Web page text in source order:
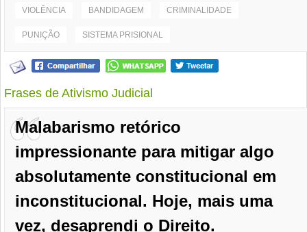
VIOLÊNCIA BANDIDAGEM CRIMINALIDADE
PUNIÇÃO SISTEMA PRISIONAL
Frases de Ativismo Judicial
Malabarismo retórico
impressionante para mitigar algo
absolutamente constitucional em
inconstitucional. Hoje, mais uma
vez, desaprendi o Direito.